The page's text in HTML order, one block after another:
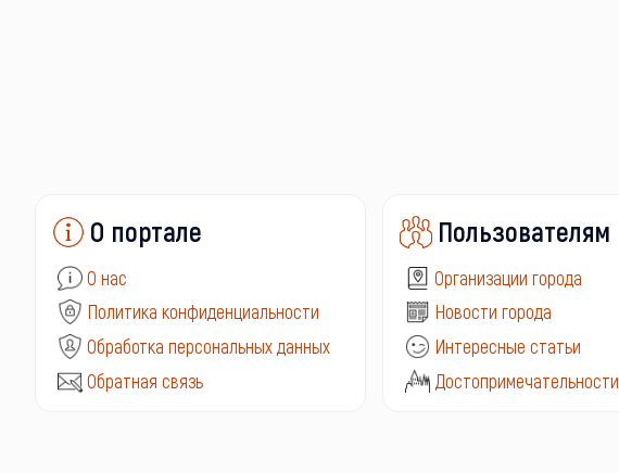
О портале
О нас
Политика конфиденциальности
Обработка персональных данных
Обратная связь
Пользователям
Организации города
Новости города
Интересные статьи
Достопримечательности